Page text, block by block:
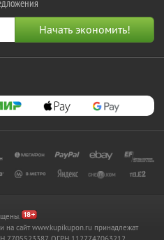
на сайт www.kupikupon.ru принадлежат